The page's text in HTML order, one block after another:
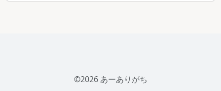
©2026 あーありがち